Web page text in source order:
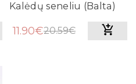
Kalėdų seneliu (Balta)
11.90€20.59€